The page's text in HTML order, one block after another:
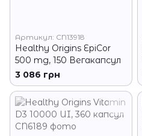
Артикул: CN13918
Healthy Origins EpiCor
500 mg, 150 Вегакапсул
3 086 грн